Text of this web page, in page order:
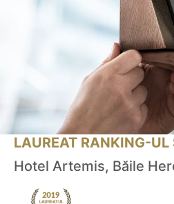
LAUREAT RANKING-UL
Hotel Artemis, Băile